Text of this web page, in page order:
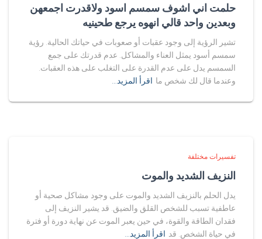
حلمت اني اشوف سمسم اسود ولاقدرت اجمعهن
وبعدين واحد قالي انهوه يرجع طحينيه
تشير الرؤية إلى وجود عقبات أو صعوبات في حياتك الحالية. رؤية
سمسم أسود يمثل العناء والمشاكل. عدم قدرتك على جمع
السمسم يدل على عدم القدرة على التغلب على هذه العقبات.
وعندما قال لك شخص ما اقرأ المزيد…
تفسيرات مختلفة
النزيف الشديد والموت
يدل الحلم بالنزيف الشديد والموت على وجود مشاكل صحية أو
عاطفية تسبب للشخص القلق والضيق. قد يشير النزيف إلى
فقدان الطاقة والقوة، في حين يعبر الموت عن نهاية دورة أو فترة
في حياة الشخص. قد اقرأ المزيد…